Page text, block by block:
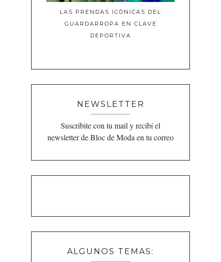
LAS PRENDAS ICÓNICAS DEL
GUARDARROPA EN CLAVE
DEPORTIVA
NEWSLETTER
Suscribite con tu mail y recibí el
newsletter de Bloc de Moda en tu correo
ALGUNOS TEMAS: